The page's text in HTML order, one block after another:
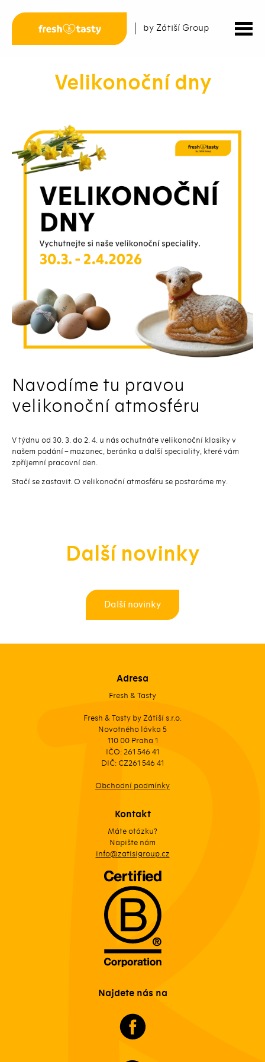
by Zátiší Group
Velikonoční dny
Navodíme tu pravou
velikonoční atmosféru
V týdnu od 30. 3. do 2. 4. u nás ochutnáte velikonoční klasiky v
našem podání – mazanec, beránka a další speciality, které vám
zpříjemní pracovní den.
Stačí se zastavit. O velikonoční atmosféru se postaráme my.
Další novinky
Další novinky
Adresa
Fresh & Tasty
Fresh & Tasty by Zátiší s.r.o.
Novotného lávka 5
110 00 Praha 1
IČO: 261 546 41
DIČ: CZ261 546 41
Obchodní podmínky
Kontakt
Máte otázku?
Napište nám
info@zatisigroup.cz
Najdete nás na